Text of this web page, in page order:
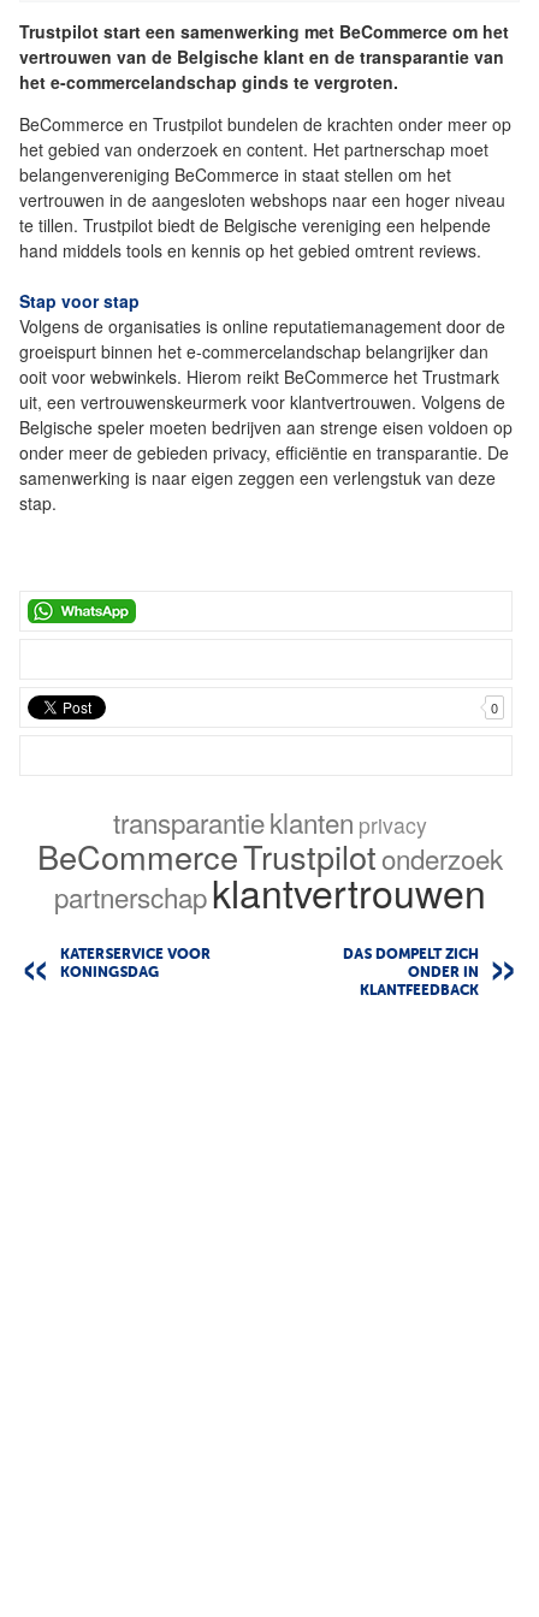
Trustpilot start een samenwerking met BeCommerce om het
vertrouwen van de Belgische klant en de transparantie van
het e-commercelandschap ginds te vergroten.
BeCommerce en Trustpilot bundelen de krachten onder meer op
het gebied van onderzoek en content. Het partnerschap moet
belangenvereniging BeCommerce in staat stellen om het
vertrouwen in de aangesloten webshops naar een hoger niveau
te tillen. Trustpilot biedt de Belgische vereniging een helpende
hand middels tools en kennis op het gebied omtrent reviews.
Stap voor stap
Volgens de organisaties is online reputatiemanagement door de
groeispurt binnen het e-commercelandschap belangrijker dan
ooit voor webwinkels. Hierom reikt BeCommerce het Trustmark
uit, een vertrouwenskeurmerk voor klantvertrouwen. Volgens de
Belgische speler moeten bedrijven aan strenge eisen voldoen op
onder meer de gebieden privacy, efficiëntie en transparantie. De
samenwerking is naar eigen zeggen een verlengstuk van deze
stap.
0
transparantieklanten privacy
BeCommerceTrustpilotonderzoek
partnerschapklantvertrouwen
KATERSERVICE VOOR
KONINGSDAG
DAS DOMPELT ZICH
ONDER IN
KLANTFEEDBACK